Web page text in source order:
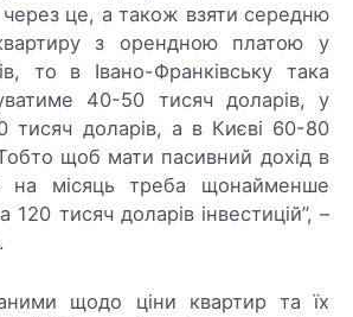
через це, а також взяти середню
з орендною платою у
то в Івано-Франківську така
40-50 тисяч доларів, у
тисяч доларів, а в Києві 60-80
щоб мати пасивний дохід в
на місяць треба щонайменше
120 тисяч доларів інвестицій”, –
щодо ціни квартир та їх